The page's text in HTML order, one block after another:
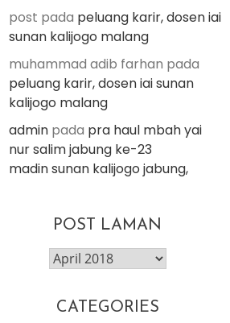
post pada peluang karir, dosen iai
sunan kalijogo malang
muhammad adib farhan pada
peluang karir, dosen iai sunan
kalijogo malang
adminpada pra haul mbah yai
nur salim jabung ke-23
madin sunan kalijogo jabung,
POST LAMAN
CATEGORIES